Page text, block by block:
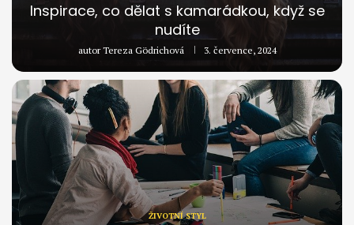
Inspirace, co dělat s kamarádkou, když se
nudíte
autorTereza Gödrichová 3. července, 2024
ŽIVOTNÍ STYL